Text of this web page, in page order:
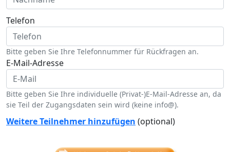
Telefon
Bitte geben Sie Ihre Telefonnummer für Rückfragen an.
E-Mail-Adresse
Bitte geben Sie Ihre individuelle (Privat-)E-Mail-Adresse an, da
sie Teil der Zugangsdaten sein wird (keine info@).
Weitere Teilnehmer hinzufügen (optional)